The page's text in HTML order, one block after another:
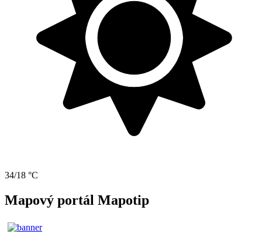
34/18 °C
Mapový portál Mapotip